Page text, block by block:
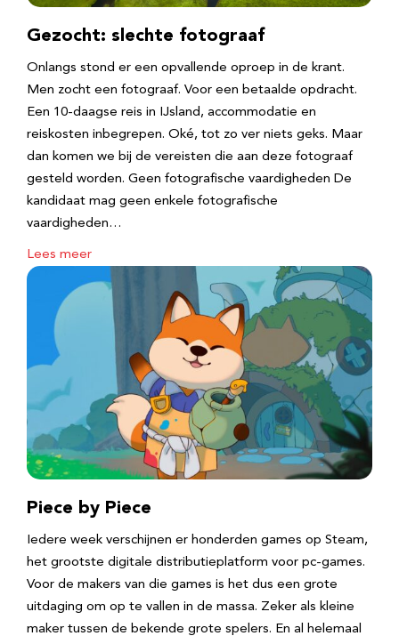
Gezocht: slechte fotograaf
Onlangs stond er een opvallende oproep in de krant.
Men zocht een fotograaf. Voor een betaalde opdracht.
Een 10-daagse reis in IJsland, accommodatie en
reiskosten inbegrepen. Oké, tot zo ver niets geks. Maar
dan komen we bij de vereisten die aan deze fotograaf
gesteld worden. Geen fotografische vaardigheden De
kandidaat mag geen enkele fotografische
vaardigheden…
Lees meer
Piece by Piece
Iedere week verschijnen er honderden games op Steam,
het grootste digitale distributieplatform voor pc-games.
Voor de makers van die games is het dus een grote
uitdaging om op te vallen in de massa. Zeker als kleine
maker tussen de bekende grote spelers. En al helemaal